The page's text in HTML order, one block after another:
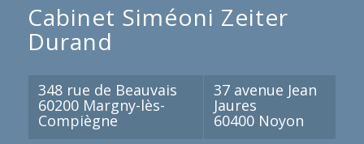
Cabinet Siméoni Zeiter
Durand
348 rue de Beauvais
60200 Margny-lès-
Compiègne
37 avenue Jean
Jaures
60400 Noyon